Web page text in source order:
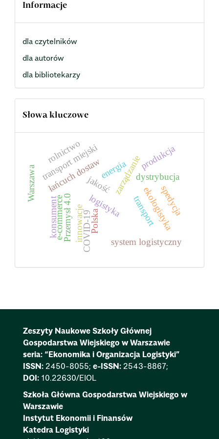
Informacje
dla czytelników
dla autorów
dla bibliotekarzy
Słowa kluczowe
logistyka transport
łańcuch dostaw
innowacje
zarządzaniedystrybucja
system logistyczny
Przemysł 4.0 Polska
transport miejski
e-commerce
Warszawa
ekologistyka
COVID-19
energia produkcja
rolnictwo
spedycja
jakość
konsument
Zeszyty Naukowe Szkoły Głównej
Gospodarstwa Wiejskiego w Warszawie
seria: “Ekonomika i Organizacja Logistyki”
ISSN: 2450-8055; e-ISSN: 2543-8867;
DOI: 10.22630/EIOL
Szkoła Główna Gospodarstwa Wiejskiego w
Warszawie
Instytut Ekonomii i Finansów
Katedra Logistyki